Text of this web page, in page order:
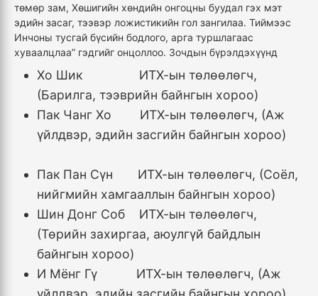
төмөр зам, Хөшигийн хөндийн онгоцны буудал гэх мэт
эдийн засаг, тээвэр ложистикийн гол зангилаа. Тиймээс
Инчоны тусгай бүсийн бодлого, арга туршлагаас
хуваалцлаа” гэдгийг онцоллоо. Зочдын бүрэлдэхүүнд
Хо Шик ИТХ-ын төлөөлөгч,
(Барилга, тээврийн байнгын хороо)
Пак Чанг Хо ИТХ-ын төлөөлөгч, (Аж
үйлдвэр, эдийн засгийн байнгын хороо)
Пак Пан Сүн ИТХ-ын төлөөлөгч, (Соёл,
нийгмийн хамгааллын байнгын хороо)
Шин Донг Соб ИТХ-ын төлөөлөгч,
(Төрийн захиргаа, аюулгүй байдлын
байнгын хороо)
И Мёнг Гү ИТХ-ын төлөөлөгч, (Аж